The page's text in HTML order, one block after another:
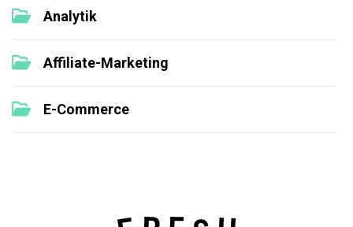
Analytik
Affiliate-Marketing
E-Commerce